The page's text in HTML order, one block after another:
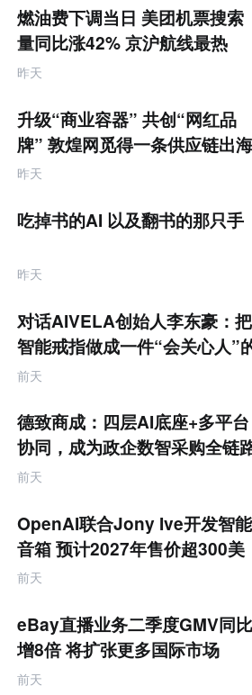
未
来
零
售
跨
境
商
产
业
互
联
网
题
燃油费下调当日 美团机票搜索
量同比涨42% 京沪航线最热
昨天
升级“商业容器” 共创“网红品
牌” 敦煌网觅得一条供应链出
的新路径
昨天
吃掉书的AI 以及翻书的那只手
昨天
对话AIVELA创始人李东豪：把
智能戒指做成一件“会关心人”
饰品
前天
德致商成：四层AI底座+多平台
协同，成为政企数智采购全链
服务商
前天
OpenAI联合Jony Ive开发智能
音箱 预计2027年售价超300美
元
前天
eBay直播业务二季度GMV同比
增8倍 将扩张更多国际市场
前天